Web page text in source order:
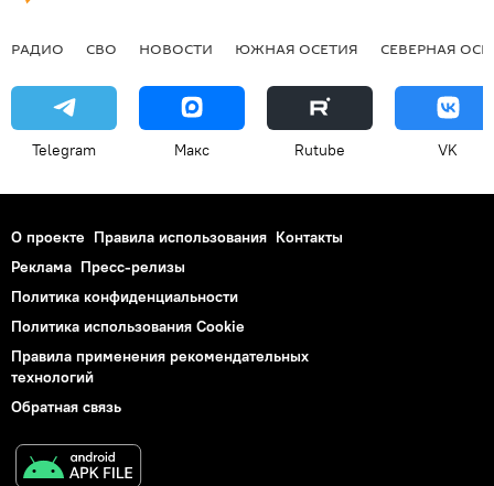
РАДИО СВО НОВОСТИ ЮЖНАЯ ОСЕТИЯ СЕВЕРНАЯ
Telegram Макс Rutube VK
О проекте Правила использования Контакты
Реклама Пресс-релизы
Политика конфиденциальности
Политика использования Cookie
Правила применения рекомендательных
технологий
Обратная связь